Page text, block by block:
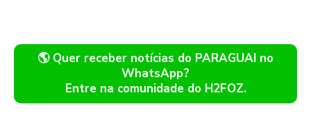
🌎 Quer receber notícias do PARAGUAI no
WhatsApp?
Entre na comunidade do H2FOZ.